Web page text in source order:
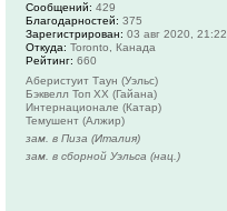
Сообщений: 429
Благодарностей: 375
Зарегистрирован: 03 авг 2020, 21:22
Откуда: Toronto, Канада
Рейтинг: 660
Аберистуит Таун (Уэльс)
Бэквелл Топ ХХ (Гайана)
Интернационале (Катар)
Темушент (Алжир)
зам. в Пиза (Италия)
зам. в сборной Уэльса (нац.)